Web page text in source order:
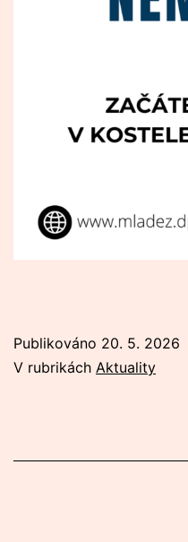
Publikováno 20. 5. 2026
V rubrikách Aktuality